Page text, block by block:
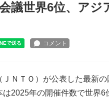
議世界6位、アジ
ＮＴＯ）が公表した最新の
は2025年の開催件数で世界6